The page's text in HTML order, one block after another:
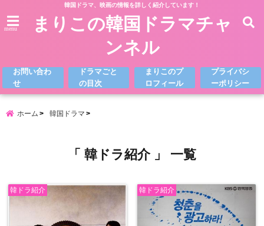
韓国ドラマ、映画の情報を詳しく紹介しています！
menu
まりこの韓国ドラマチャ
ンネル
お問い合わ
せ
ドラマごと
の目次
まりこのプ
ロフィール
プライバシ
ーポリシー
ホーム 韓国ドラマ
「 韓ドラ紹介 」 一覧
韓ドラ紹介 韓ドラ紹介